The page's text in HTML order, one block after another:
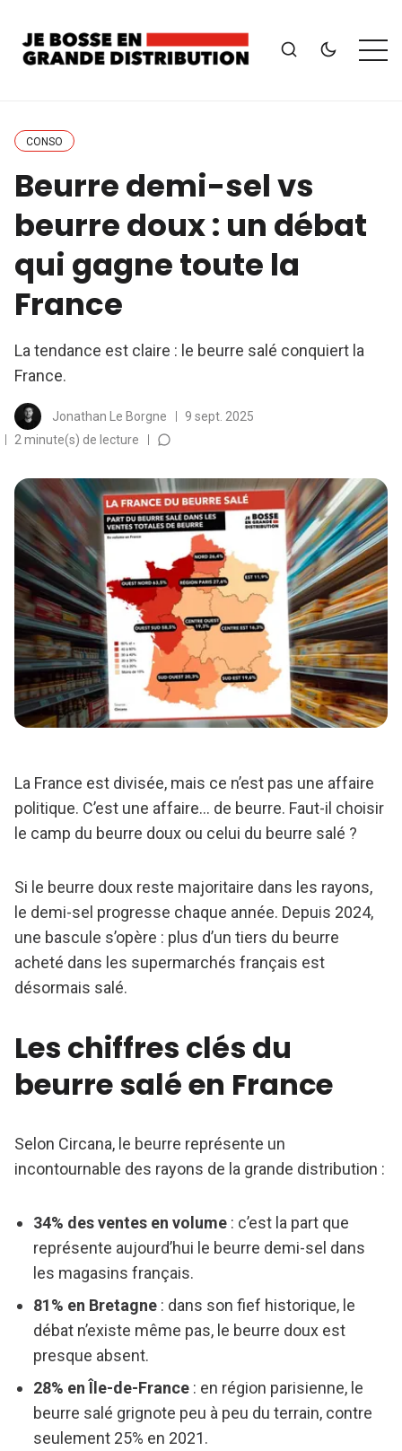
CONSO
Beurre demi-sel vs
beurre doux : un débat
qui gagne toute la
France
La tendance est claire : le beurre salé conquiert la
France.
Jonathan Le Borgne
9 sept. 2025
2 minute(s) de lecture
La France est divisée, mais ce n’est pas une affaire
politique. C’est une affaire… de beurre. Faut-il choisir
le camp du beurre doux ou celui du beurre salé ?
Si le beurre doux reste majoritaire dans les rayons,
le demi-sel progresse chaque année. Depuis 2024,
une bascule s’opère : plus d’un tiers du beurre
acheté dans les supermarchés français est
désormais salé.
Les chiffres clés du
beurre salé en France
Selon Circana, le beurre représente un
incontournable des rayons de la grande distribution :
34% des ventes en volume: c’est la part que
représente aujourd’hui le beurre demi-sel dans
les magasins français.
81% en Bretagne: dans son fief historique, le
débat n’existe même pas, le beurre doux est
presque absent.
28% en Île-de-France: en région parisienne, le
beurre salé grignote peu à peu du terrain, contre
seulement 25% en 2021.